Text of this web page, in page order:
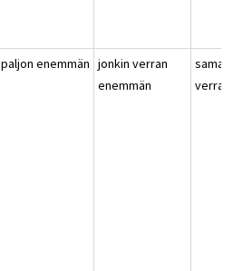
paljon enemmän jonkin verran
enemmän
saman
verran